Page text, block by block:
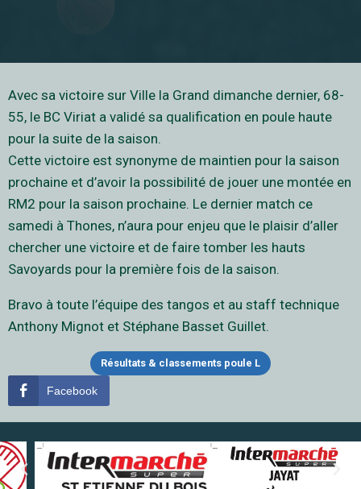
Avec sa victoire sur Ville la Grand dimanche dernier, 68-
55, le BC Viriat a validé sa qualification en poule haute
pour la suite de la saison.
Cette victoire est synonyme de maintien pour la saison
prochaine et d’avoir la possibilité de jouer une montée en
RM2 pour la saison prochaine. Le dernier match ce
samedi à Thones, n’aura pour enjeu que le plaisir d’aller
chercher une victoire et de faire tomber les hauts
Savoyards pour la première fois de la saison.
Bravo à toute l’équipe des tangos et au staff technique
Anthony Mignot et Stéphane Basset Guillet.
Résultats & classements poule L
Facebook